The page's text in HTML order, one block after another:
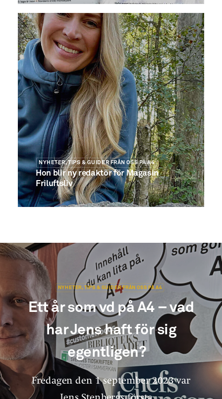
NYHETER, TIPS & GUIDER FRÅN OSS PÅ A4
Hon blir ny redaktör för Magasin
Friluftsliv
NYHETER, TIPS & GUIDER FRÅN OSS PÅ A4
Ett år som vd på A4 – vad
har Jens haft för sig
egentligen?
Fredagen den 1 september 2023 var